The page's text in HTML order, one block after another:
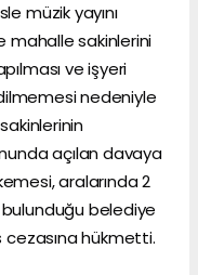
müzik yayını
mahalle sakinlerini
ve işyeri
nedeniyle
açılan davaya
aralarında 2
bulunduğu belediye
cezasına hükmetti.